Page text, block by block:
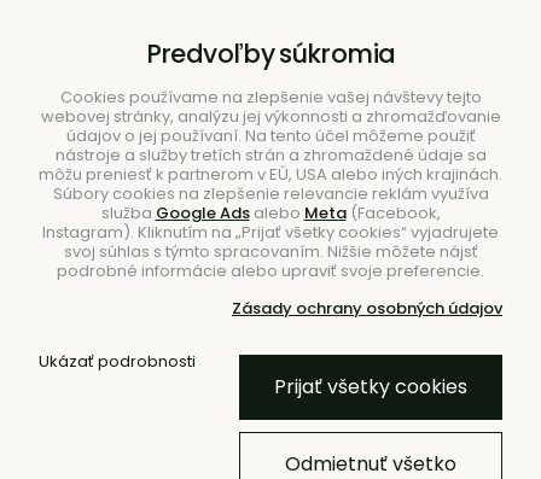
Hľadať
Úvod Nábytok
Jedálenské stoličky
Predvoľby súkromia
Cookies používame na zlepšenie vašej návštevy tejto
webovej stránky, analýzu jej výkonnosti a zhromažďovanie
údajov o jej používaní. Na tento účel môžeme použiť
nástroje a služby tretích strán a zhromaždené údaje sa
môžu preniesť k partnerom v EÚ, USA alebo iných krajinách.
Súbory cookies na zlepšenie relevancie reklám využíva
služba Google Adsalebo Meta(Facebook,
Instagram). Kliknutím na „Prijať všetky cookies“ vyjadrujete
svoj súhlas s týmto spracovaním. Nižšie môžete nájsť
podrobné informácie alebo upraviť svoje preferencie.
Zásady ochrany osobných údajov
Ukázať podrobnosti
Prijať všetky cookies
Odmietnuť všetko